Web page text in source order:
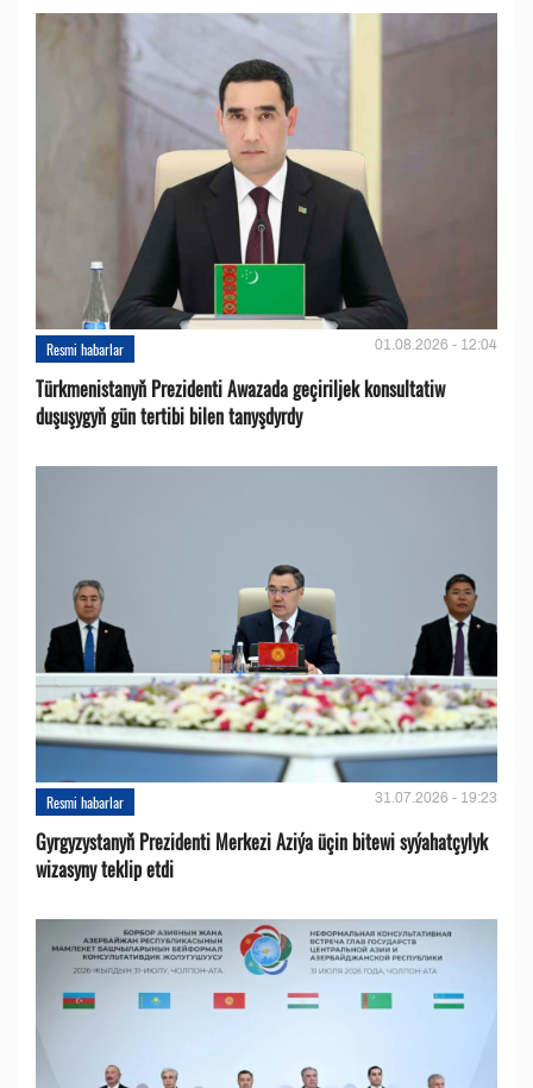
Resmi habarlar 01.08.2026 - 12:04
Türkmenistanyň Prezidenti Awazada geçiriljek konsultatiw
duşuşygyň gün tertibi bilen tanyşdyrdy
Resmi habarlar 31.07.2026 - 19:23
Gyrgyzystanyň Prezidenti Merkezi Aziýa üçin bitewi syýahatçylyk
wizasyny teklip etdi